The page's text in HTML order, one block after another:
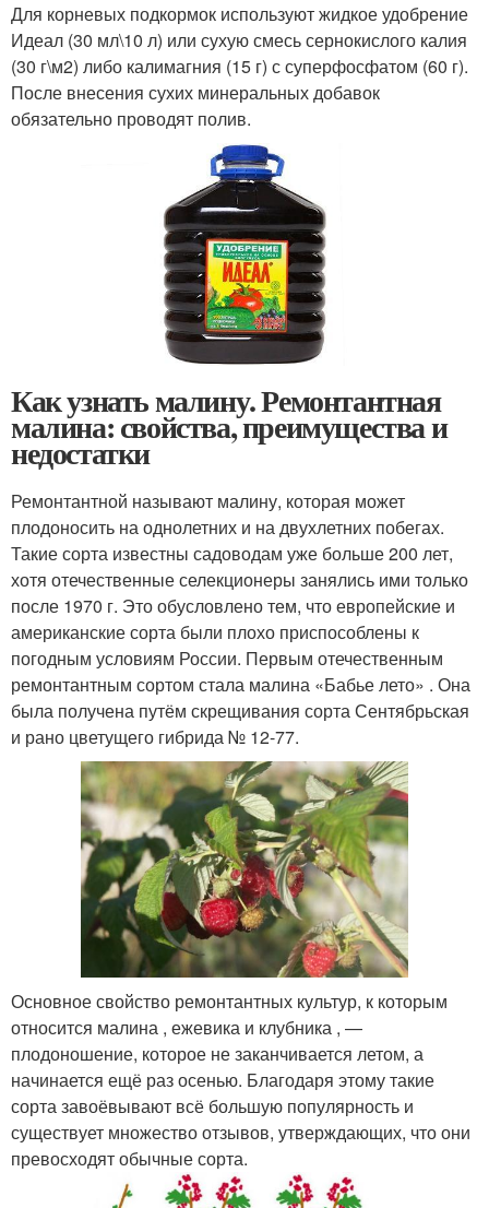
Для корневых подкормок используют жидкое удобрение
Идеал (30 мл\10 л) или сухую смесь сернокислого калия
(30 г\м2) либо калимагния (15 г) с суперфосфатом (60 г).
После внесения сухих минеральных добавок
обязательно проводят полив.
Как узнать малину. Ремонтантная
малина: свойства, преимущества и
недостатки
Ремонтантной называют малину, которая может
плодоносить на однолетних и на двухлетних побегах.
Такие сорта известны садоводам уже больше 200 лет,
хотя отечественные селекционеры занялись ими только
после 1970 г. Это обусловлено тем, что европейские и
американские сорта были плохо приспособлены к
погодным условиям России. Первым отечественным
ремонтантным сортом стала малина «Бабье лето» . Она
была получена путём скрещивания сорта Сентябрьская
и рано цветущего гибрида № 12-77.
Основное свойство ремонтантных культур, к которым
относится малина , ежевика и клубника , —
плодоношение, которое не заканчивается летом, а
начинается ещё раз осенью. Благодаря этому такие
сорта завоёвывают всё большую популярность и
существует множество отзывов, утверждающих, что они
превосходят обычные сорта.